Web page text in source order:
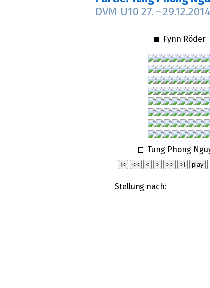
DVM U10 27. –29.12.2014
Fynn Röder
Tung Phong
Stellung nach: